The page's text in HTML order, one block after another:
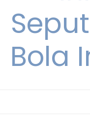
Bola